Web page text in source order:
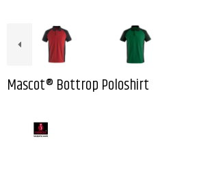
Mascot® Bottrop Poloshirt